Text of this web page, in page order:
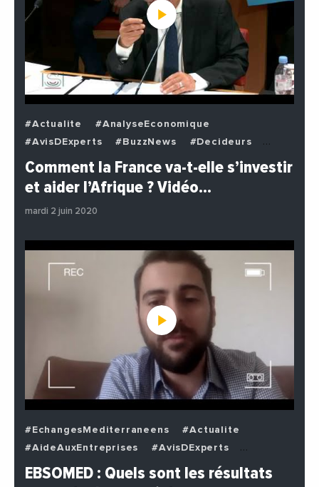
#Actualite
#AnalyseEconomique
#AvisDExperts
#BuzzNews
#Decideurs
#EchangesMediterraneens
#Economie
#Politique
Comment la France va-t-elle s’investir
et aider l’Afrique ? Vidéo…
mardi 2 juin 2020
#EchangesMediterraneens
#Actualite
#AideAuxEntreprises
#AvisDExperts
#BuzzNews
#Decideurs
EBSOMED : Quels sont les résultats